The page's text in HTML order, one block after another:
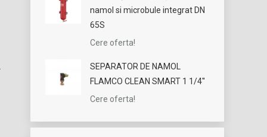
namol si microbule integrat DN
65S
Cere oferta!
SEPARATOR DE NAMOL
FLAMCO CLEAN SMART 1 1/4''
Cere oferta!